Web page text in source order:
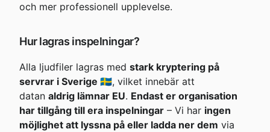
och mer professionell upplevelse.
Hur lagras inspelningar?
Alla ljudfiler lagras med stark kryptering på
servrar i Sverige 🇸🇪, vilket innebär att
datan aldrig lämnar EU. Endast er organisation
har tillgång till era inspelningar – Vi har ingen
möjlighet att lyssna på eller ladda ner dem via